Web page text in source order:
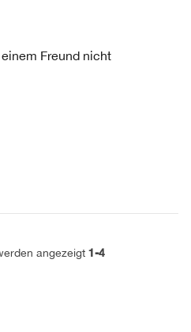
Freund nicht
angezeigt 1-4